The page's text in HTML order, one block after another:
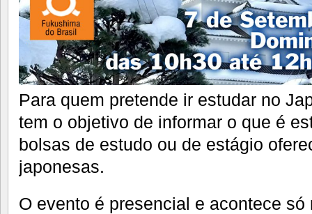
Para quem pretende ir estudar no
tem o objetivo de informar o que é
bolsas de estudo ou de estágio
japonesas.
O evento é presencial e acontece